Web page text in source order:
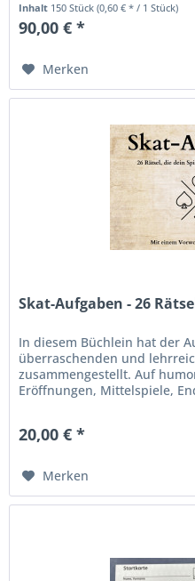
Inhalt 150 Stück(0,60 € * / 1 Stück)
90,00 € *
Merken
Skat-Aufgaben - 26
In diesem Büchlein hat der
überraschenden und
zusammengestellt. Auf
Eröffnungen, Mittelspiele,
20,00 € *
Merken